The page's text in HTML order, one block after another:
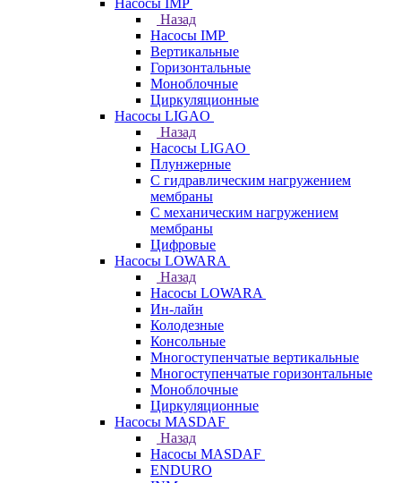
Насосы IMP
Назад
Насосы IMP
Вертикальные
Горизонтальные
Моноблочные
Циркуляционные
Насосы LIGAO
Назад
Насосы LIGAO
Плунжерные
С гидравлическим нагружением
мембраны
С механическим нагружением
мембраны
Цифровые
Насосы LOWARA
Назад
Насосы LOWARA
Ин-лайн
Колодезные
Консольные
Многоступенчатые вертикальные
Многоступенчатые горизонтальные
Моноблочные
Циркуляционные
Насосы MASDAF
Назад
Насосы MASDAF
ENDURO